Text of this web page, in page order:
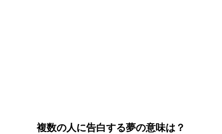
複数の人に告白する夢の意味は？